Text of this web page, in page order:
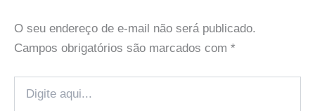
O seu endereço de e-mail não será publicado.
Campos obrigatórios são marcados com *
aqui...